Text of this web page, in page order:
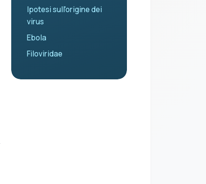
Ipotesi sull'origine dei
virus
Ebola
Filoviridae